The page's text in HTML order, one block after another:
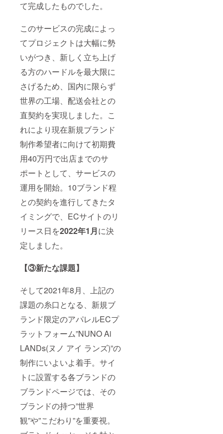
て完成したものでした。
このサービスの完成によっ
てプロジェクトは大幅に勢
いがつき、新しく立ち上げ
る方のハードルを最大限に
さげるため、国内に限らず
世界の工場、配送会社との
直契約を実現しました。こ
れにより現在新規ブランド
制作希望者に向けて初期費
用40万円で出店までのサ
ポートとして、サービスの
運用を開始。10ブランド程
との契約を進行してきたタ
イミングで、ECサイトのリ
リース日を2022年1月に決
定しました。
【③新たな課題】
そして2021年8月、上記の
課題の糸口となる、新規ブ
ランド限定のアパレルECプ
ラットフォーム”NUNO Ai
LANDs(ヌノ アイ ランズ)”の
制作にいよいよ着手。サイ
トに設置する各ブランドの
ブランドページでは、その
ブランドの持つ”世界
観”や”こだわり”を重要視。